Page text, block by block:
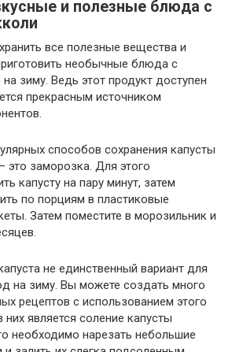
и полезные блюда с
все полезные вещества и
необычные блюда с
зиму. Ведь этот продукт доступен
прекрасным источником
способов сохранения капусты
это заморозка. Для этого
капусту на пару минут, затем
по порциям в пластиковые
Затем поместите в морозильник и
не единственный вариант для
на зиму. Вы можете создать много
рецептов с использованием этого
является соление капусты
необходимо нарезать небольшие